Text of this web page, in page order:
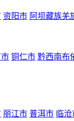
资阳市 阿坝藏族羌
铜仁市 黔西南布
丽江市 普洱市 临